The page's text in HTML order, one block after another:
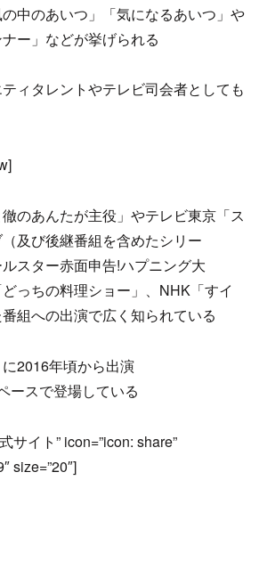
中のあいつ」「気になるあいつ」や
ー」などが挙げられる
ィタレントやテレビ司会者としても
のあんたが主役」やテレビ東京「ス
及び後継番組を含めたシリー
スター赤面申告!ハプニング大
っちの料理ショー」、NHK「すイ
組への出演で広く知られている
に2016年頃から出演
ースで登場している
サイト” icon=”icon: share”
size=”20″]